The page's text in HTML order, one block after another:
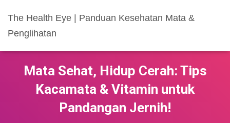
The Health Eye | Panduan Kesehatan Mata &
Penglihatan
Mata Sehat, Hidup Cerah: Tips
Kacamata & Vitamin untuk
Pandangan Jernih!